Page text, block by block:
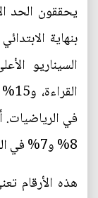
يحققون الحد
بنهاية
في الرياضيات.
8% و7% في القراءة، و2% فقط في الرياضيات.
هذه الأرقام